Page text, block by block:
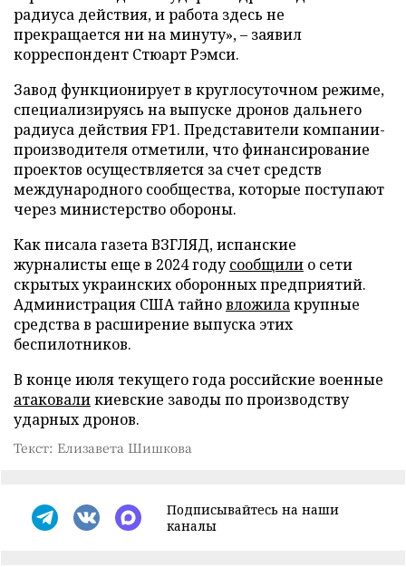
радиуса действия, и работа здесь не
прекращается ни на минуту», – заявил
корреспондент Стюарт Рэмси.
Завод функционирует в круглосуточном режиме,
специализируясь на выпуске дронов дальнего
радиуса действия FP1. Представители компании-
производителя отметили, что финансирование
проектов осуществляется за счет средств
международного сообщества, которые поступают
через министерство обороны.
Как писала газета ВЗГЛЯД, испанские
журналисты еще в 2024 годусообщили о сети
скрытых украинских оборонных предприятий.
Администрация США тайновложилакрупные
средства в расширение выпуска этих
беспилотников.
В конце июля текущего года российские военные
атаковаликиевские заводы по производству
ударных дронов.
Текст: Елизавета Шишкова
Подписывайтесь на наши
каналы